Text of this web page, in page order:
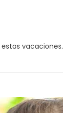
vacaciones.